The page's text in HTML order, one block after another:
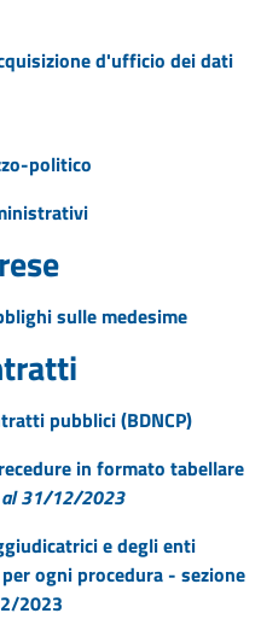
d'ufficio dei dati
politico
sulle medesime
pubblici (BDNCP)
in formato tabellare
al 31/12/2023
e degli enti
ogni procedura - sezione
2023